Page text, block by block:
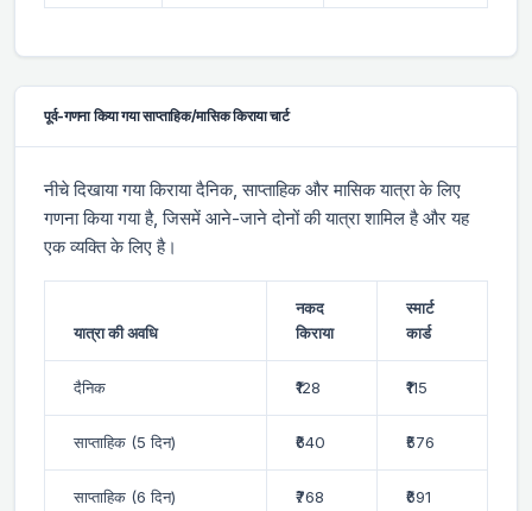
पूर्व-गणना किया गया साप्ताहिक/मासिक किराया चार्ट
नीचे दिखाया गया किराया दैनिक, साप्ताहिक और मासिक यात्रा के लिए
गणना किया गया है, जिसमें आने-जाने दोनों की यात्रा शामिल है और यह
एक व्यक्ति के लिए है।
यात्रा की अवधि
नकद
किराया
स्मार्ट
कार्ड
दैनिक ₹128 ₹115
साप्ताहिक (5 दिन) ₹640 ₹576
साप्ताहिक (6 दिन) ₹768 ₹691